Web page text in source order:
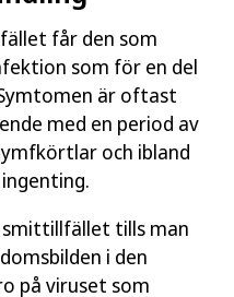
får den som
som för en del
är oftast
med en period av
och ibland
tills man
i den
på viruset som